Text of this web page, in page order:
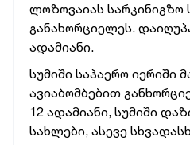
ლოზოვაიას სარკინიგზო
განახორციელეს.
ადამიანი.
სუმიში საჰაერო იერიში
ავიაბომბებით
12 ადამიანი, სუმიში
სახლები, ასევე